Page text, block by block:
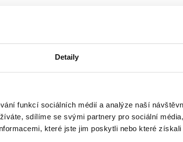
Detaily
funkcí sociálních médií a analýze naší
sdílíme se svými partnery pro sociální
které jste jim poskytli nebo které
„Bruselská bublina“ a
21. března 2024
Ve spolupráci s deníkem E15 jsme
debaty europoslanců, kteří